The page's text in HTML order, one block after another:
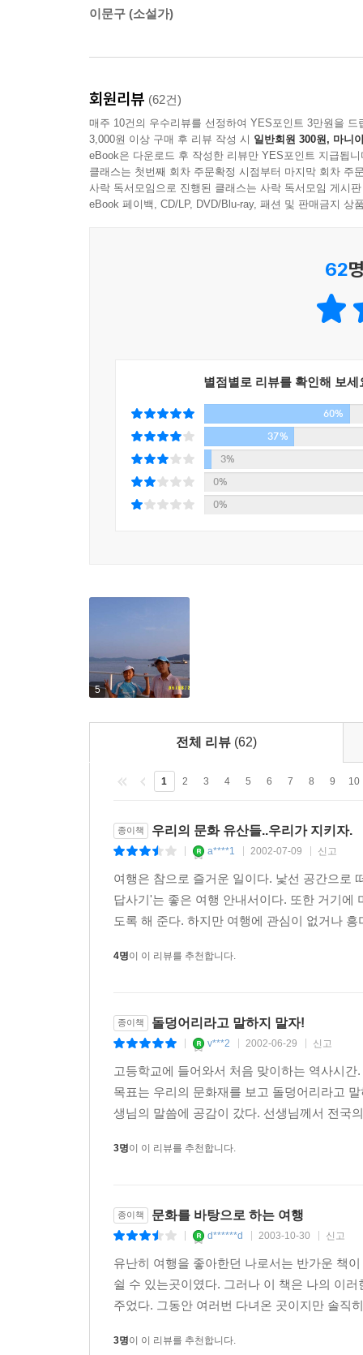
--- p.186
소쇄원의 입구는 울창한 대밭으로 시작된다. 여
이 더위를 씻어준다. 어쩌다 소슬바람이 불어 댓
소리와 같다.
--- pp. 288-289
방학 때 어딜 다녀오면 좋겠냐고 물어온 학생에
답사였다고 감사에 감사를 거듭하고 선물까지 사
그러나 예술미라는 인공적 아름다움과 문화미라
롭게 지나쳐버렸을 리가 없다.....
미술사를 전공으로 삼은 이후 내가 주위 사람들
연한 물음에 대하여 내가 대답할 수 있는 최선의
아무런 노력없이 획득되는 것이 아니기 때문이다.
땅끝으로 가는 길은 오갈 데 없는 저랑의 벼랑처
두륜산의 여맥이 주체하지 못하여 날카로운 톱니
다보면 마치 공룡의 등뼈 같은 달마산 줄기가 한
허락되어 여기에 잠시 머물며 미황사 대웅전 높
있다면 여러분은 답사의 행복을 만끽할 수 있을 것
--- p.90
대흥사를 답사한 다음에는 반드시 '땅끝'에 가야
기회를 갖는다는 것은 여간 뜻깊은 일이 아닐 수
여린 상처를 받는게 인간의 감정인데 하물며 '땅
동해 낙산사! 라고 말해애 한다. 거기에는 반드시
답사객에게 제시할수 있는 유일한 글은 고은 선
글의 첫머리는 이렇게 시작된다. `동해 낙산사!라
창연망망한 동해와 더불어 오랜 세우러을 그 파
답사객은 홍예문으로 들어가 원통보전, ㅊ,ㄹ층
실제로 낙산사는 볼만한 유물이 거의 없는 절이
되어 겨우 명맥만 유지하다가 구한말에 와서야 다
--- p.201-202
나는 우리 시대의 화가들에게 단호히 말한다. 남
이문구 (소설가)
회원리뷰 (62건)
매주 10건의 우수리뷰를 선정하여 YES포인트 3만원을 드
3,000원 이상 구매 후 리뷰 작성 시 일반회원 300원, 마니
eBook은 다운로드 후 작성한 리뷰만 YES포인트 지급됩니
클래스는 첫번째 회차 주문확정 시점부터 마지막 회차 주
사락 독서모임으로 진행된 클래스는 사락 독서모임 게시
eBook 페이백, CD/LP, DVD/Blu-ray, 패션 및 판매금지 상
62
별점별로 리뷰를 확인해 보세
60%
37%
3%
0%
0%
5
전체 리뷰 (62)
1 2 3 4 5 6 7 8 9 10
종이책 우리의 문화 유산들..우리가 지키자.
a****1 2002-07-09 신고
여행은 참으로 즐거운 일이다. 낯선 공간으로
답사기'는 좋은 여행 안내서이다. 또한 거기에
도록 해 준다. 하지만 여행에 관심이 없거나
4명이 이 리뷰를 추천합니다.
종이책 돌덩어리라고 말하지 말자!
v***2 2002-06-29 신고
고등학교에 들어와서 처음 맞이하는 역사시
목표는 우리의 문화재를 보고 돌덩어리라고
생님의 말씀에 공감이 갔다. 선생님께서 전국
3명이 이 리뷰를 추천합니다.
종이책 문화를 바탕으로 하는 여행
d******d 2003-10-30 신고
유난히 여행을 좋아한던 나로서는 반가운 책
쉴 수 있는곳이였다. 그러나 이 책은 나의 이
주었다. 그동안 여러번 다녀온 곳이지만 솔직
3명이 이 리뷰를 추천합니다.